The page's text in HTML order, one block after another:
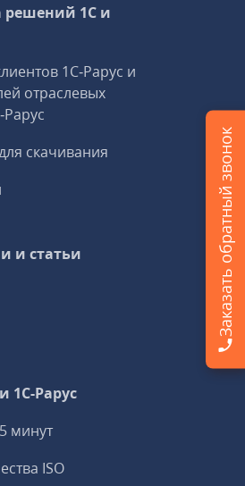
решений 1С и
1С‑Рарус и
отраслевых
скачивания
и статьи
1C-Рарус
минут
ISO
Заказать обратный звонок